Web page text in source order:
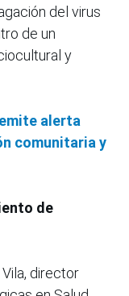
del virus
de un
y
alerta
comunitaria y
de
director